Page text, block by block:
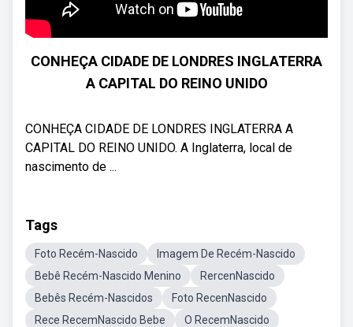
CONHEÇA CIDADE DE LONDRES INGLATERRA
A CAPITAL DO REINO UNIDO
CONHEÇA CIDADE DE LONDRES INGLATERRA A
CAPITAL DO REINO UNIDO. A Inglaterra, local de
nascimento de ...
Tags
Foto Recém-Nascido
Imagem De Recém-Nascido
Bebê Recém-Nascido Menino
RercenNascido
Bebês Recém-Nascidos
Foto RecenNascido
Rece RecemNascido Bebe
O RecemNascido